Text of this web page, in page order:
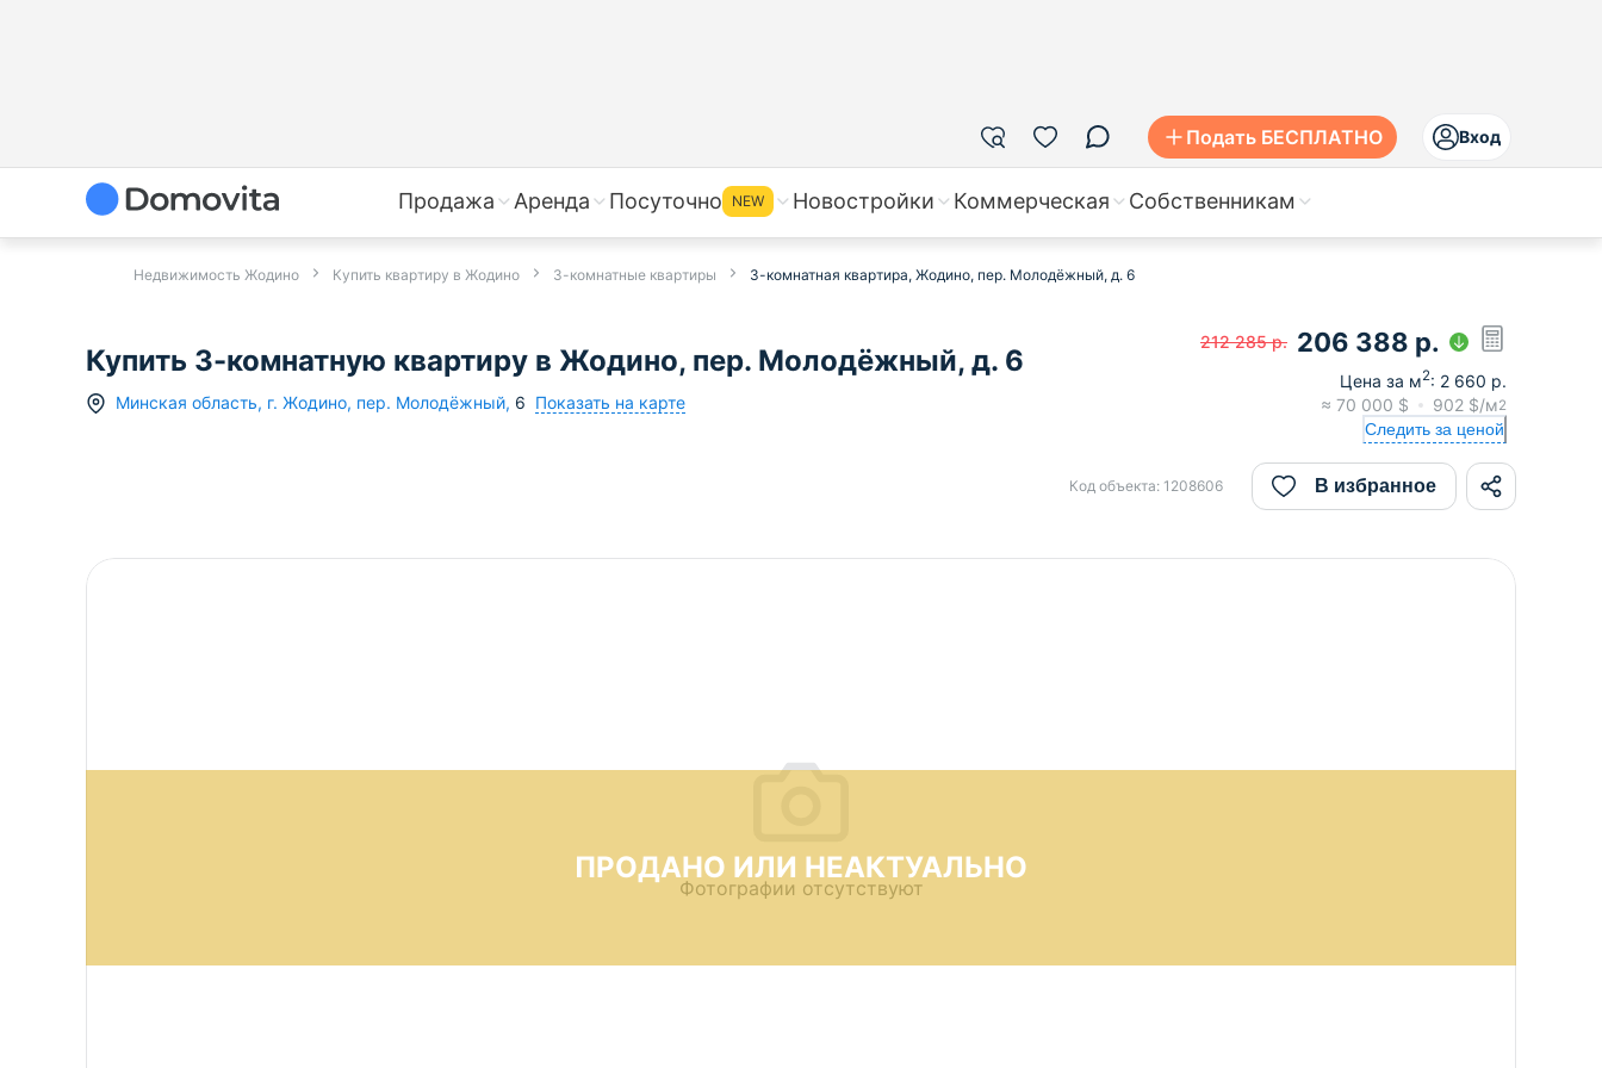
Подать БЕСПЛАТНО Вход
Продажа Аренда Посуточно NEW Новостройки Коммерческая Собственникам
Недвижимость Жодино Купить квартиру в Жодино 3-комнатные квартиры 3-комнатная квартира, Жодино, пер. Молодёжный, д. 6
Купить 3-комнатную квартиру в Жодино, пер. Молодёжный, д. 6
Минская область, г. Жодино, пер. Молодёжный, 6 Показать на карте
212 285 р. 206 388 р.
Цена за м2: 2 660 р.
≈ 70 000 $ 902 $/м2
Следить за ценой
Код объекта: 1208606 В избранное
ПРОДАНО ИЛИ НЕАКТУАЛЬНО
Фотографии отсутствуют